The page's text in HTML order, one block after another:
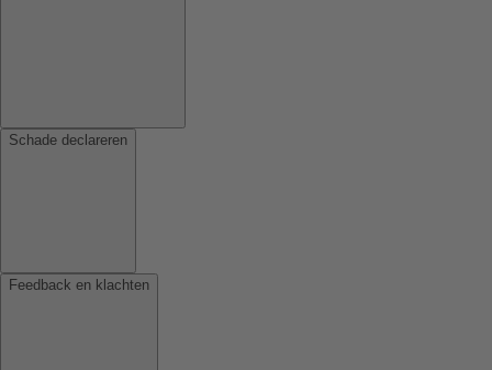
Schade declareren
Feedback en klachten